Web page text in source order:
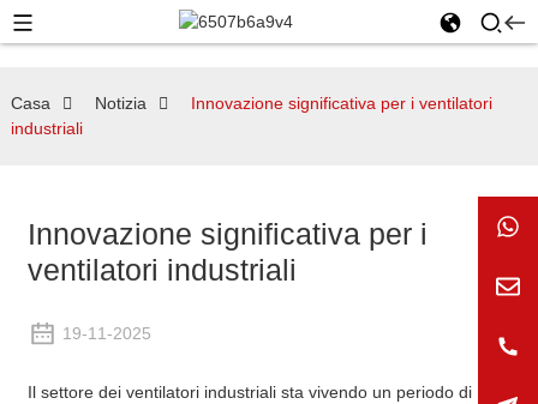
Casa Notizia
Innovazione significativa per i ventilatori
industriali
Innovazione significativa per i
ventilatori industriali
19-11-2025
Il settore dei ventilatori industriali sta vivendo un periodo di